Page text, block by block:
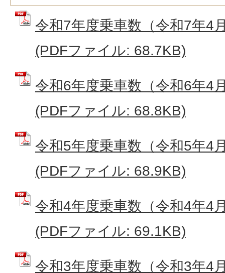
令和7年度乗車数（令和7年4
(PDFファイル: 68.7KB)
令和6年度乗車数（令和6年4
(PDFファイル: 68.8KB)
令和5年度乗車数（令和5年4
(PDFファイル: 68.9KB)
令和4年度乗車数（令和4年4
(PDFファイル: 69.1KB)
令和3年度乗車数（令和3年4